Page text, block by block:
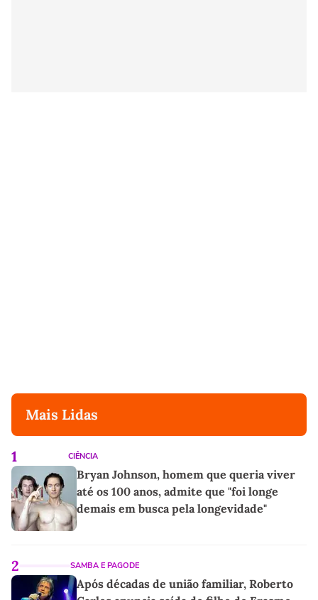
Mais Lidas
1 CIÊNCIA
Bryan Johnson, homem que queria viver
até os 100 anos, admite que "foi longe
demais em busca pela longevidade"
2 SAMBA E PAGODE
Após décadas de união familiar, Roberto